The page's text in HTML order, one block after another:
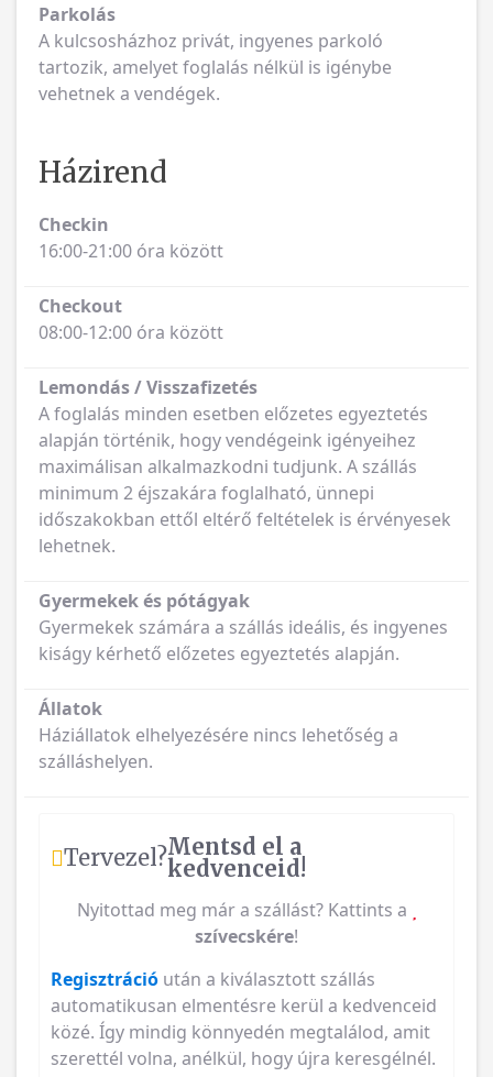
Parkolás
A kulcsosházhoz privát, ingyenes parkoló
tartozik, amelyet foglalás nélkül is igénybe
vehetnek a vendégek.
Házirend
Checkin
16:00-21:00 óra között
Checkout
08:00-12:00 óra között
Lemondás / Visszafizetés
A foglalás minden esetben előzetes egyeztetés
alapján történik, hogy vendégeink igényeihez
maximálisan alkalmazkodni tudjunk. A szállás
minimum 2 éjszakára foglalható, ünnepi
időszakokban ettől eltérő feltételek is érvényesek
lehetnek.
Gyermekek és pótágyak
Gyermekek számára a szállás ideális, és ingyenes
kiságy kérhető előzetes egyeztetés alapján.
Állatok
Háziállatok elhelyezésére nincs lehetőség a
szálláshelyen.
Tervezel?Mentsd el a
kedvenceid!
Nyitottad meg már a szállást? Kattints a
szívecskére!
Regisztráció után a kiválasztott szállás
automatikusan elmentésre kerül a kedvenceid
közé. Így mindig könnyedén megtalálod, amit
szerettél volna, anélkül, hogy újra keresgélnél.